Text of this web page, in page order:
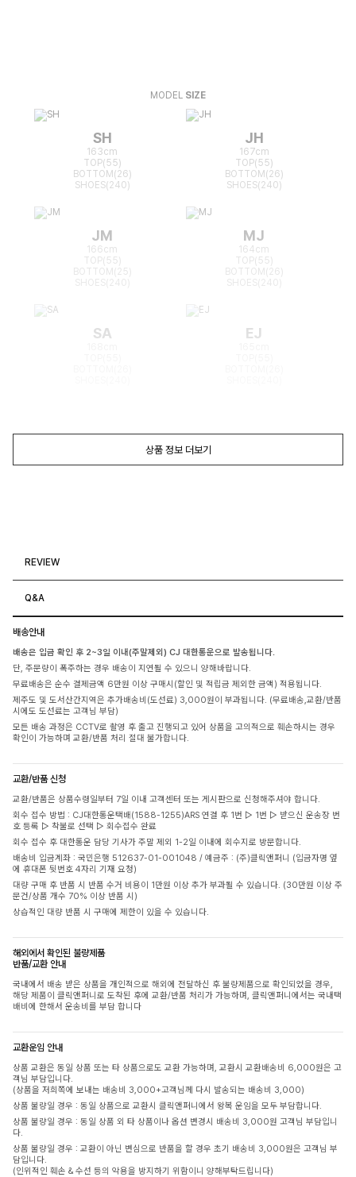
MODEL SIZE
SH
163cm
TOP(55)
BOTTOM(26)
SHOES(240)
JH
167cm
TOP(55)
BOTTOM(26)
SHOES(240)
JM
166cm
TOP(55)
BOTTOM(25)
MJ
164cm
TOP(55)
BOTTOM(26)
SA EJ
상품 정보 더보기
REVIEW
Q&A
배송안내
배송은 입금 확인 후 2~3일 이내(주말제외) CJ 대한통운으로 발송됩니다.
단, 주문량이 폭주하는 경우 배송이 지연될 수 있으니 양해바랍니다.
무료배송은 순수 결제금액 6만원 이상 구매시(할인 및 적립금 제외한 금액) 적용됩니다.
제주도 및 도서산간지역은 추가배송비(도선료) 3,000원이 부과됩니다. (무료배송,교환/반품
시에도 도선료는 고객님 부담)
모든 배송 과정은 CCTV로 촬영 후 출고 진행되고 있어 상품을 고의적으로 훼손하시는 경우
확인이 가능하며 교환/반품 처리 절대 불가합니다.
교환/반품 신청
교환/반품은 상품수령일부터 7일 이내 고객센터 또는 게시판으로 신청해주셔야 합니다.
회수 접수 방법 : CJ대한통운택배(1588-1255)ARS 연결 후 1번 ▷ 1번 ▷ 받으신 운송장 번
호 등록 ▷ 착불로 선택 ▷ 회수접수 완료
회수 접수 후 대한통운 담당 기사가 주말 제외 1-2일 이내에 회수지로 방문합니다.
배송비 입금계좌 : 국민은행 512637-01-001048 / 예금주 : (주)클릭앤퍼니 (입금자명 옆
에 휴대폰 뒷번호 4자리 기재 요청)
대량 구매 후 반품 시 반품 수거 비용이 1만원 이상 추가 부과될 수 있습니다. (30만원 이상 주
문건/상품 개수 70% 이상 반품 시)
상습적인 대량 반품 시 구매에 제한이 있을 수 있습니다.
해외에서 확인된 불량제품
반품/교환 안내
국내에서 배송 받은 상품을 개인적으로 해외에 전달하신 후 불량제품으로 확인되었을 경우,
해당 제품이 클릭앤퍼니로 도착된 후에 교환/반품 처리가 가능하며, 클릭앤퍼니에서는 국내택
배비에 한해서 운송비를 부담 합니다
교환운임 안내
상품 교환은 동일 상품 또는 타 상품으로도 교환 가능하며, 교환시 교환배송비 6,000원은 고
객님 부담입니다.
(상품을 저희쪽에 보내는 배송비 3,000+고객님께 다시 발송되는 배송비 3,000)
상품 불량일 경우 : 동일 상품으로 교환시 클릭앤퍼니에서 왕복 운임을 모두 부담합니다.
상품 불량일 경우 : 동일 상품 외 타 상품이나 옵션 변경시 배송비 3,000원 고객님 부담입니
다.
상품 불량일 경우 : 교환이 아닌 변심으로 반품을 할 경우 초기 배송비 3,000원은 고객님 부
담입니다.
(인위적인 훼손 & 수선 등의 악용을 방지하기 위함이니 양해부탁드립니다)